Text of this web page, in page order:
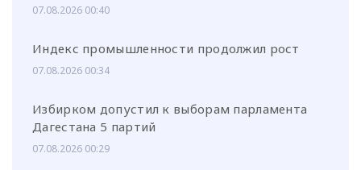
07.08.2026 00:40
Индекс промышленности продолжил рост
07.08.2026 00:34
Избирком допустил к выборам парламента
Дагестана 5 партий
07.08.2026 00:29